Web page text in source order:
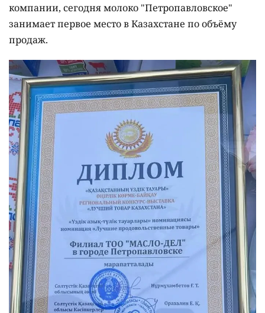
компании, сегодня молоко "Петропавловское"
занимает первое место в Казахстане по объёму
продаж.